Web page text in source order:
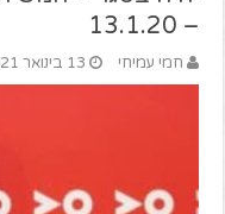
– 13.1.20
חמי עמיחי 13 בינואר 2021